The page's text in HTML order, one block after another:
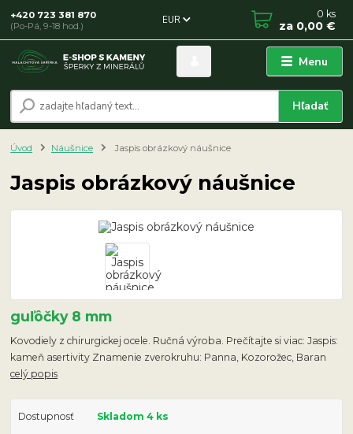
Menu
EUR
Hľadať
+420 723 381 870
(Po-Pá, 9-18 hod.)
0 ks
za 0,00 €
Úvod Náušnice Jaspis obrázkový náušnice
Jaspis obrázkový náušnice
guľôčky 8 mm
Kovodiely z chirurgickej ocele. Ručná výroba. Prečítajte si viac: Jaspis:
kameň asertivity Znamenie zverokruhu: Panna, Kozorožec, Baran
celý popis
Dostupnosť Skladom 4 ks